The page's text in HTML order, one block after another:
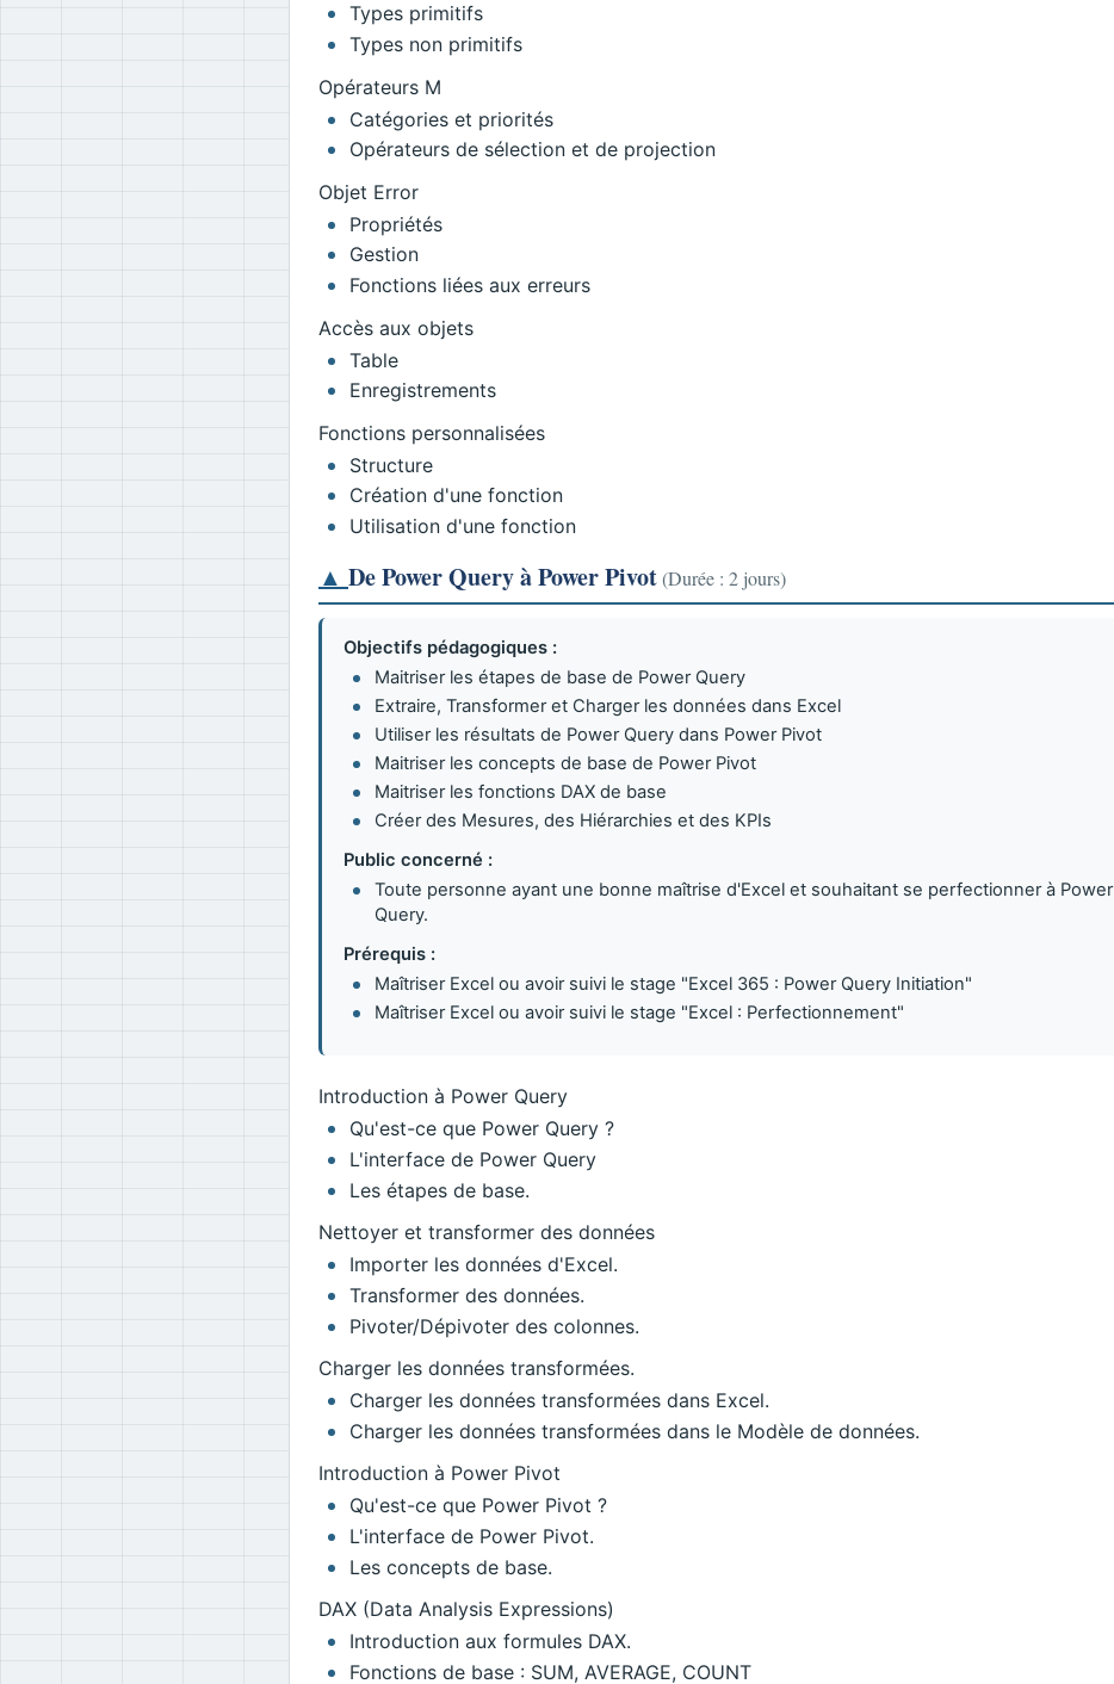
Types primitifs
Types non primitifs
Opérateurs M
Catégories et priorités
Opérateurs de sélection et de projection
Objet Error
Propriétés
Gestion
Fonctions liées aux erreurs
Accès aux objets
Table
Enregistrements
Fonctions personnalisées
Structure
Création d'une fonction
Utilisation d'une fonction
▲ De Power Query à Power Pivot(Durée : 2 jours)
Objectifs pédagogiques :
Maitriser les étapes de base de Power Query
Extraire, Transformer et Charger les données dans Excel
Utiliser les résultats de Power Query dans Power Pivot
Maitriser les concepts de base de Power Pivot
Maitriser les fonctions DAX de base
Créer des Mesures, des Hiérarchies et des KPIs
Public concerné :
Toute personne ayant une bonne maîtrise d'Excel et souhaitant se perfectionner à Power
Query.
Prérequis :
Maîtriser Excel ou avoir suivi le stage "Excel 365 : Power Query Initiation"
Maîtriser Excel ou avoir suivi le stage "Excel : Perfectionnement"
Introduction à Power Query
Qu'est-ce que Power Query ?
L'interface de Power Query
Les étapes de base.
Nettoyer et transformer des données
Importer les données d'Excel.
Transformer des données.
Pivoter/Dépivoter des colonnes.
Charger les données transformées.
Charger les données transformées dans Excel.
Charger les données transformées dans le Modèle de données.
Introduction à Power Pivot
Qu'est-ce que Power Pivot ?
L'interface de Power Pivot.
Les concepts de base.
DAX (Data Analysis Expressions)
Introduction aux formules DAX.
Fonctions de base : SUM, AVERAGE, COUNT